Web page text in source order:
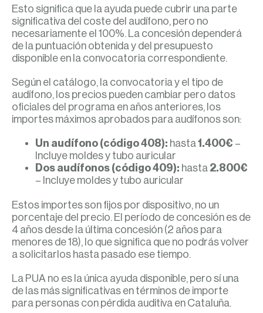
Esto significa que la ayuda puede cubrir una parte
significativa del coste del audífono, pero no
necesariamente el 100%. La concesión dependerá
de la puntuación obtenida y del presupuesto
disponible en la convocatoria correspondiente.
Según el catálogo, la convocatoria y el tipo de
audífono, los precios pueden cambiar pero datos
oficiales del programa en años anteriores, los
importes máximos aprobados para audífonos son:
Un audífono (código 408): hasta1.400€ –
Incluye moldes y tubo auricular
Dos audífonos (código 409): hasta 2.800€
– Incluye moldes y tubo auricular
Estos importes son fijos por dispositivo, no un
porcentaje del precio. El período de concesión es de
4 años desde la última concesión (2 años para
menores de 18), lo que significa que no podrás volver
a solicitarlos hasta pasado ese tiempo.
La PUA no es la única ayuda disponible, pero sí una
de las más significativas en términos de importe
para personas con pérdida auditiva en Cataluña.